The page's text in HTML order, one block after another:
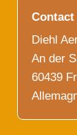
Contact
Diehl
An der
60439